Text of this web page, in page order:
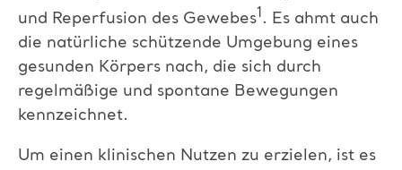
und Reperfusion des Gewebes1 . Es ahmt auch
die natürliche schützende Umgebung eines
gesunden Körpers nach, die sich durch
regelmäßige und spontane Bewegungen
kennzeichnet.
Um einen klinischen Nutzen zu erzielen, ist es